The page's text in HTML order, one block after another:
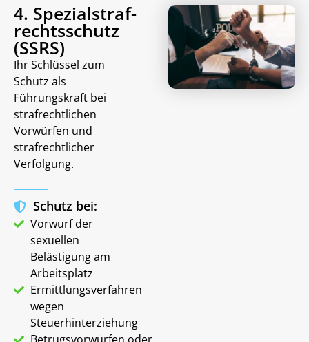
4. Spezialstraf­
rechtsschutz
(SSRS)
Ihr Schlüssel zum
Schutz als
Führungskraft bei
strafrechtlichen
Vorwürfen und
strafrechtlicher
Verfolgung.
Schutz bei:
Vorwurf der
sexuellen
Belästigung am
Arbeitsplatz
Ermittlungsverfahren
wegen
Steuerhinterziehung